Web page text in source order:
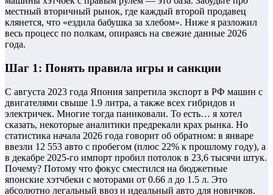
местный вторичный рынок, где каждый второй продавец
клянется, что «ездила бабушка за хлебом». Ниже я разложил
весь процесс по полкам, опираясь на свежие данные 2026
года.
Шаг 1: Понять правила игры и санкции
С августа 2023 года Япония запретила экспорт в РФ машин с
двигателями свыше 1.9 литра, а также всех гибридов и
электричек. Многие тогда паниковали. То есть… я хотел
сказать, некоторые аналитики предрекали крах рынка. Но
статистика начала 2026 года говорит об обратном: в январе
ввезли 12 553 авто с пробегом (плюс 22% к прошлому году), а
в декабре 2025-го импорт пробил потолок в 23,6 тысячи штук.
Почему? Потому что фокус сместился на бюджетные
японские хэтчбеки с моторами от 0.66 л до 1.5 л. Это
абсолютно легальный ввоз и идеальный авто для новичков.